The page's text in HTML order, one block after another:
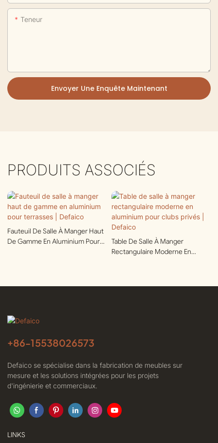
Teneur
Envoyer Une Enquête Maintenant
PRODUITS ASSOCIÉS
Fauteuil De Salle À Manger Haut
De Gamme En Aluminium Pour
Table De Salle À Manger
Rectangulaire Moderne En
+86-15538026573
Defaico se spécialise dans la fabrication de meubles sur
mesure et les solutions intégrées pour les projets
d'ingénierie et commerciaux.
LINKS